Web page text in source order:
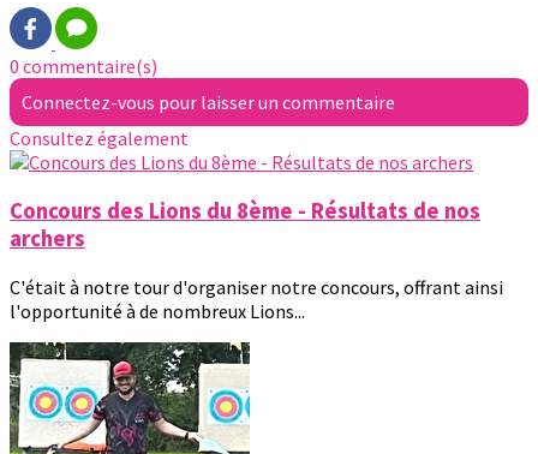
0 commentaire(s)
Connectez-vous pour laisser un commentaire
Consultez également
Concours des Lions du 8ème - Résultats de nos
archers
C'était à notre tour d'organiser notre concours, offrant ainsi
l'opportunité à de nombreux Lions...